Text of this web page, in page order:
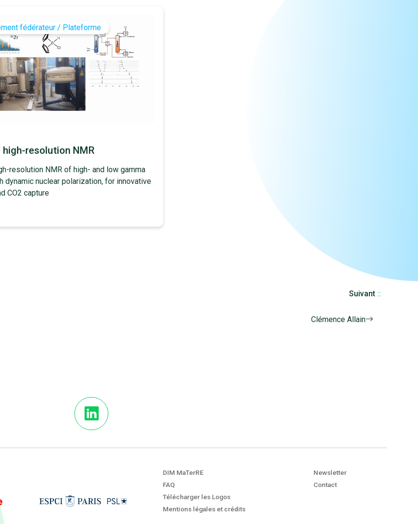
fédérateur / Plateforme
resolution NMR
resolution NMR of high- and low gamma
dynamic nuclear polarization, for innovative
CO2 capture
Suivant ::
Clémence Allain
DIM MaTerRE
FAQ
Télécharger les Logos
Mentions légales et crédits
Newsletter
Contact